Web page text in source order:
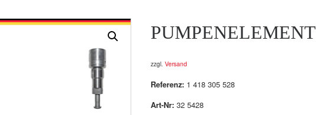
PUMPENELEMENT
zzgl. Versand
Referenz: 1 418 305 528
Art-Nr: 32 5428